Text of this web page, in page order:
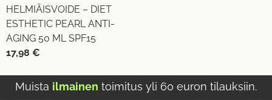
HELMIÄISVOIDE – DIET
ESTHETIC PEARL ANTI-
AGING 50 ML SPF15
17,98 €
Muista ilmainen toimitus yli 60 euron tilauksiin.